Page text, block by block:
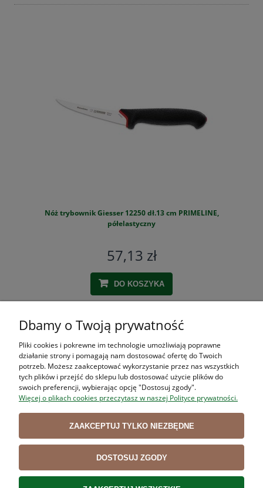
Nóż trybownik Giesser 12250 dł.13 cm PRIMELINE,
półelastyczny
57,13 zł
DO KOSZYKA
ZAKUPY
POMOC
MOJE KONTO
INFORMACJE
Użytkowanie sklepu oznacza zgodę na wykorzystywanie plików cookies.
Szczegółowe informacje wPolityce prywatności.
Dbamy o Twoją prywatność
Pliki cookies i pokrewne im technologie umożliwiają poprawne
działanie strony i pomagają nam dostosować ofertę do Twoich
potrzeb. Możesz zaakceptować wykorzystanie przez nas wszystkich
tych plików i przejść do sklepu lub dostosować użycie plików do
swoich preferencji, wybierając opcję "Dostosuj zgody".
Więcej o plikach cookies przeczytasz w naszej Polityce prywatności.
ZAAKCEPTUJ TYLKO NIEZBĘDNE
DOSTOSUJ ZGODY